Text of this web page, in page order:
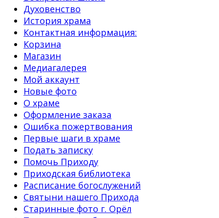
Духовенство
История храма
Контактная информация:
Корзина
Магазин
Медиагалерея
Мой аккаунт
Новые фото
О храме
Оформление заказа
Ошибка пожертвования
Первые шаги в храме
Подать записку
Помочь Приходу
Приходская библиотека
Расписание богослужений
Святыни нашего Прихода
Старинные фото г. Орёл